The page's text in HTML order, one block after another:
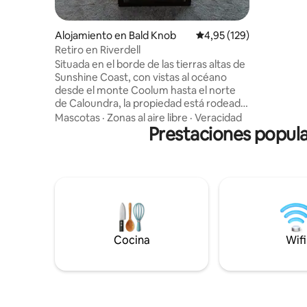
Alojamiento en Bald Knob Calificación promedio:
4,95 (129)
Retiro en Riverdell
Situada en el borde de las tierras altas de
Sunshine Coast, con vistas al océano
desde el monte Coolum hasta el norte
de Caloundra, la propiedad está rodeada
de colinas onduladas y 67 hectáreas de
exuberantes pastos verdes donde se cría
ganado wagyu de raza pura. Diseñado
son siempre frescas a esta altitud. El
precio por noche incluye 2 adultos
(capacidad para 4 personas) y leña cada
noche. La tarifa por mascotas es
higiénica adicional.
Mascotas · Zonas al aire libre · Veracidad
Prestaciones
Cocina Wifi